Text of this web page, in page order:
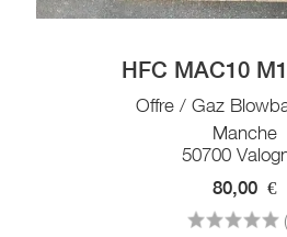
HFC MAC10
Offre / Gaz
Manche
50700
80,00 €